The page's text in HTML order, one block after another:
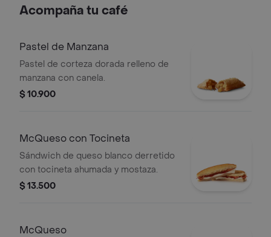
Acompaña tu café
Pastel de Manzana
Pastel de corteza dorada relleno de
manzana con canela.
$ 10.900
McQueso con Tocineta
Sándwich de queso blanco derretido
con tocineta ahumada y mostaza.
$ 13.500
McQueso